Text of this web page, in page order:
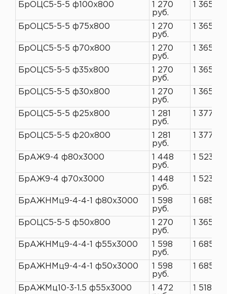
БрОЦС5-5-5 ф100х800
1 270
руб.
1 365
БрОЦС5-5-5 ф75х800
1 270
руб.
1 365
БрОЦС5-5-5 ф70х800
1 270
руб.
1 365
БрОЦС5-5-5 ф35х800
1 270
руб.
1 365
БрОЦС5-5-5 ф30х800
1 270
руб.
1 365
БрОЦС5-5-5 ф25х800
1 281
руб.
1 377
БрОЦС5-5-5 ф20х800
1 281
руб.
1 377
БрАЖ9-4 ф80х3000
1 448
руб.
1 523
БрАЖ9-4 ф70х3000
1 448
руб.
1 523
БрАЖНМц9-4-4-1 ф80х3000
1 598
руб.
1 685
БрОЦС5-5-5 ф50х800
1 270
руб.
1 365
БрАЖНМц9-4-4-1 ф55х3000
1 598
руб.
1 685
БрАЖНМц9-4-4-1 ф50х3000
1 598
руб.
1 685
БрАЖМц10-3-1.5 ф55х3000
1 472
1 518